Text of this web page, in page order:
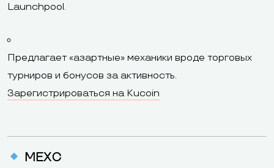
Launchpool.
Предлагает «азартные» механики вроде торговых
турниров и бонусов за активность.
Зарегистрироваться на Kucoin
MEXC